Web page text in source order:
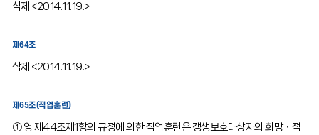
삭제 <2014.11.19.>
제64조
삭제 <2014.11.19.>
제65조(직업훈련)
① 영 제44조제1항의 규정에 의한 직업훈련은 갱생보호대상자의 희망ㆍ적